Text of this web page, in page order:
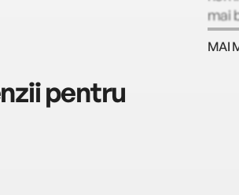
pentru
mai
și
care
MAI